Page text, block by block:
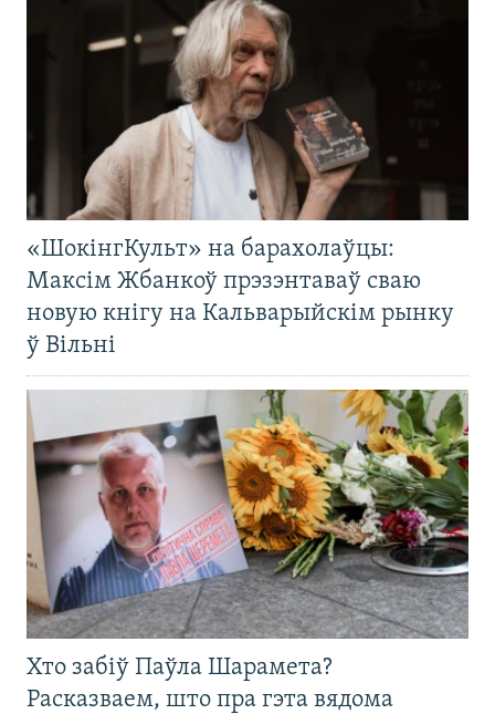
«ШокінгКульт» на барахолаўцы:
Максім Жбанкоў прэзэнтаваў сваю
новую кнігу на Кальварыйскім рынку
ў Вільні
Хто забіў Паўла Шарамета?
Расказваем, што пра гэта вядома